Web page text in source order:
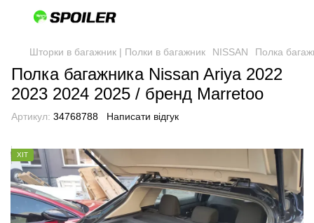
Шторки в багажник | Полки в багажник NISSAN Полка
Полка багажника Nissan Ariya 2022
2023 2024 2025 / бренд Marretoo
Артикул: 34768788 Написати відгук
ХІТ